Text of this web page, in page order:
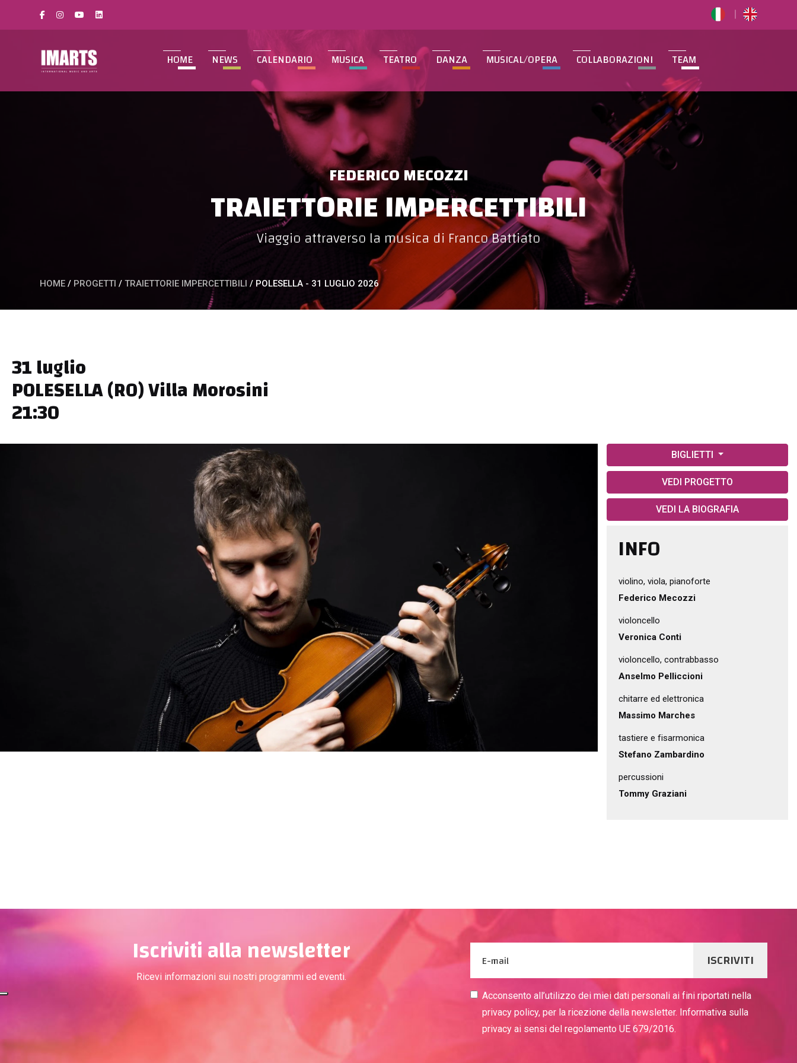
HOME NEWS CALENDARIO MUSICA TEATRO DANZA MUSICAL/OPERA COLLABORAZIONI TEAM
FEDERICO MECOZZI
TRAIETTORIE IMPERCETTIBILI
Viaggio attraverso la musica di Franco Battiato
HOME / PROGETTI / TRAIETTORIE IMPERCETTIBILI / POLESELLA - 31 LUGLIO 2026
31 luglio
POLESELLA (RO) Villa Morosini
21:30
BIGLIETTI
VEDI PROGETTO
VEDI LA BIOGRAFIA
INFO
violino, viola, pianoforte
Federico Mecozzi
violoncello
Veronica Conti
violoncello, contrabbasso
Anselmo Pelliccioni
chitarre ed elettronica
Massimo Marches
tastiere e fisarmonica
Stefano Zambardino
percussioni
Tommy Graziani
Iscriviti alla newsletter
Ricevi informazioni sui nostri programmi ed eventi.
ISCRIVITI
Acconsento all’utilizzo dei miei dati personali ai fini riportati nella
privacy policy, per la ricezione della newsletter. Informativa sulla
privacy ai sensi del regolamento UE 679/2016.